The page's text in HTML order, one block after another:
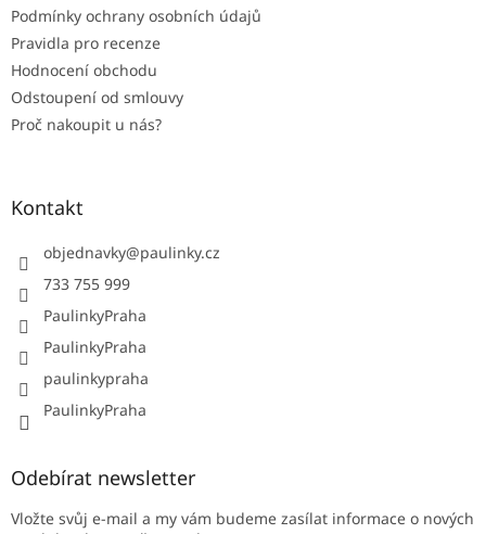
Podmínky ochrany osobních údajů
Pravidla pro recenze
Hodnocení obchodu
Odstoupení od smlouvy
Proč nakoupit u nás?
Kontakt
objednavky@paulinky.cz
733 755 999
PaulinkyPraha
PaulinkyPraha
paulinkypraha
PaulinkyPraha
Odebírat newsletter
Vložte svůj e-mail a my vám budeme zasílat informace o nových